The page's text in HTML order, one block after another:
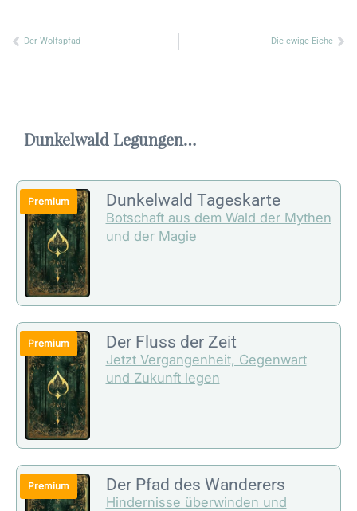
Zurück
Der Wolfspfad Die ewige Eiche
Dunkelwald Legungen…
Dunkelwald Tageskarte
Botschaft aus dem Wald der Mythen
und der Magie
Der Fluss der Zeit
Jetzt Vergangenheit, Gegenwart
und Zukunft legen
Der Pfad des Wanderers
Hindernisse überwinden und